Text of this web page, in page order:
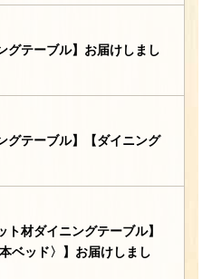
グテーブル】お届けしまし
グテーブル】【ダイニング
ト材ダイニングテーブル】
ベッド〉】お届けしまし